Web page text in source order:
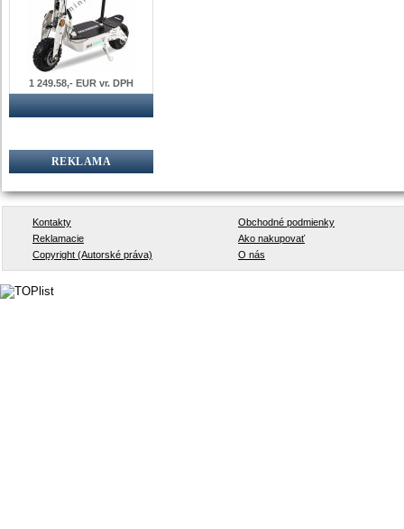
1 249.58,- EUR vr. DPH
REKLAMA
Kontakty
Obchodné podmienky
Reklamacie
Ako nakupovať
Copyright (Autorské práva)
O nás